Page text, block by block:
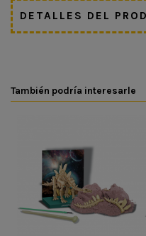
DETALLES DEL
También podría interesarle